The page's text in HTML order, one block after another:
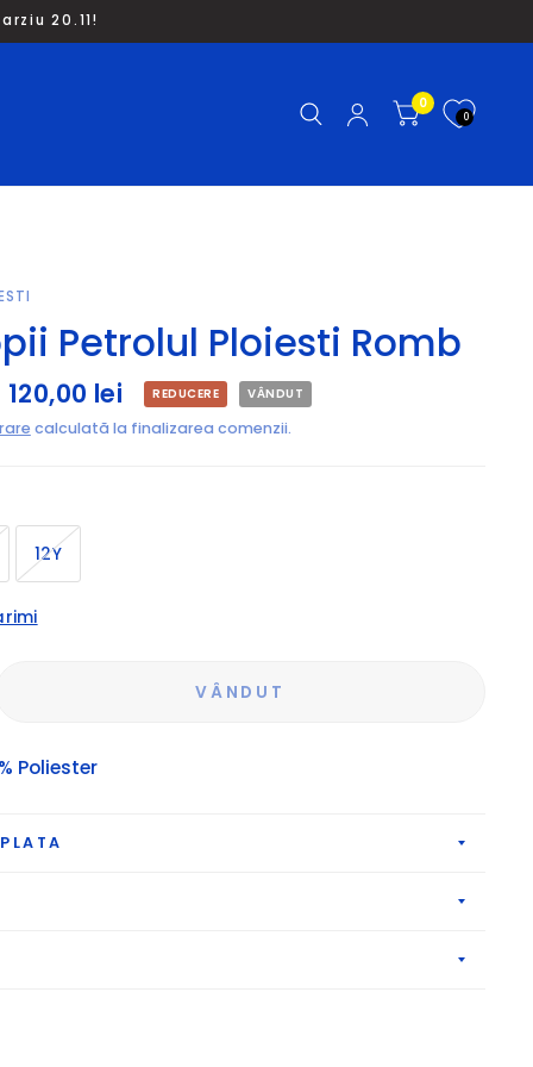
20.11!
0
0
Petrolul Ploiesti Romb
120,00 lei REDUCERE VÂNDUT
calculată la finalizarea comenzii.
12Y
VÂNDUT
Poliester